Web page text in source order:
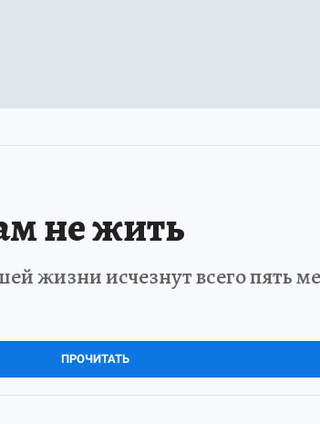
не жить
жизни исчезнут всего пять
ПРОЧИТАТЬ